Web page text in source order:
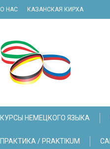
О НАС КАЗАНСКАЯ КИРХА
КУРСЫ НЕМЕЦКОГО ЯЗЫКА
ПРАКТИКА / PRAKTIKUM